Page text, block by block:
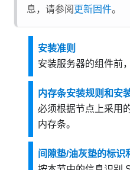
息，请参阅 更新固件。
安装准则
安装服务器的组件前
内存条安装规则和安
必须根据节点上采用
内存条。
间隙垫/油灰垫的标识